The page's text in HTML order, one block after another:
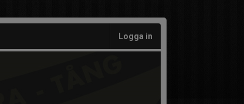
Logga in